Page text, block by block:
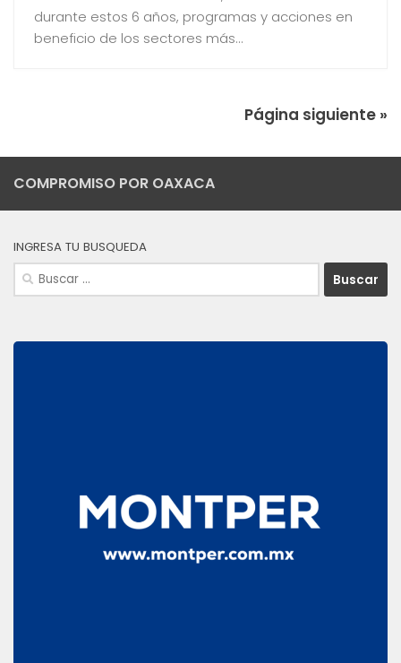
durante estos 6 años, programas y acciones en
beneficio de los sectores más...
Página siguiente »
COMPROMISO POR OAXACA
INGRESA TU BUSQUEDA
Buscar: